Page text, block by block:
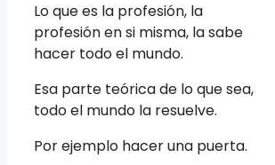
Lo que es la profesión, la
profesión en si misma, la sabe
hacer todo el mundo.
Esa parte teórica de lo que sea,
todo el mundo la resuelve.
Por ejemplo hacer una puerta.